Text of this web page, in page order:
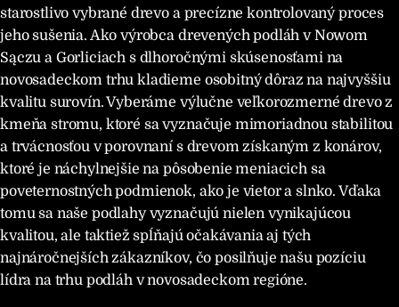
starostlivo vybrané drevo a precízne kontrolovaný proces
jeho sušenia. Ako výrobca drevených podláh v Nowom
Sączu a Gorliciach s dlhoročnými skúsenosťami na
novosadeckom trhu kladieme osobitný dôraz na najvyššiu
kvalitu surovín. Vyberáme výlučne veľkorozmerné drevo z
kmeňa stromu, ktoré sa vyznačuje mimoriadnou stabilitou
a trvácnosťou v porovnaní s drevom získaným z konárov,
ktoré je náchylnejšie na pôsobenie meniacich sa
poveternostných podmienok, ako je vietor a slnko. Vďaka
tomu sa naše podlahy vyznačujú nielen vynikajúcou
kvalitou, ale taktiež spĺňajú očakávania aj tých
najnáročnejších zákazníkov, čo posilňuje našu pozíciu
lídra na trhu podláh v novosadeckom regióne.